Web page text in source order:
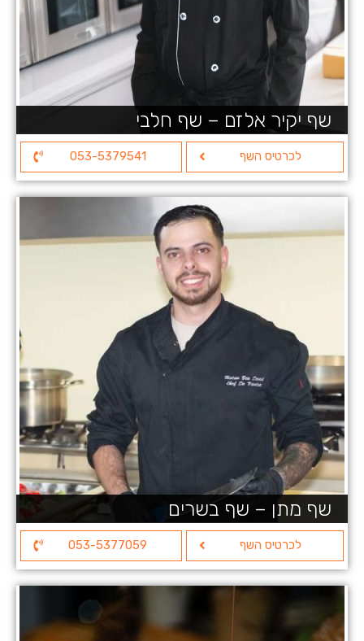
שף יקיר אלזם – שף חלבי
לכרטיס השף 053-5379541
שף מתן – שף בשרים
לכרטיס השף 053-5377059